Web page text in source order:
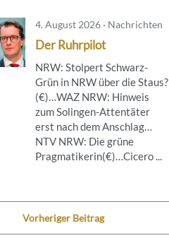
4. August 2026 · Nachrichten
Der Ruhrpilot
NRW: Stolpert Schwarz-
Grün in NRW über die Staus?
(€)…WAZ NRW: Hinweis
zum Solingen-Attentäter
erst nach dem Anschlag…
NTV NRW: Die grüne
Pragmatikerin(€)…Cicero ...
Vorheriger Beitrag